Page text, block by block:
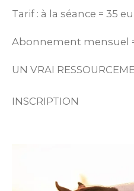
Tarif : à la séance = 35
Abonnement mensuel
UN VRAI
INSCRIPTION